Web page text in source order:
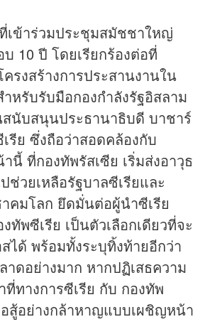
เข้าร่วมประชุมสมัชชาใหญ่
10 ปี โดยเรียกร้องต่อที่
รงสร้างการประสานงานใน
หรับรับมือกองกำลังรัฐอิสลาม
นับสนุนประธานาธิบดี บาชาร์
รีย ซึ่งถือว่าสอดคล้องกับ
นี้ ที่กองทัพรัสเซีย เริ่มส่งอาวุธ
ช่วยเหลือรัฐบาลซีเรียและ
าคมโลก ยึดมั่นต่อผู้นำซีเรีย
ทัพซีเรีย เป็นตัวเลือกเดียวที่จะ
ได้ พร้อมทั้งระบุทิ้งท้ายอีกว่า
าดอย่างมาก หากปฏิเสธความ
ทางการซีเรีย กับ กองทัพ
สู้อย่างกล้าหาญแบบเผชิญหน้า